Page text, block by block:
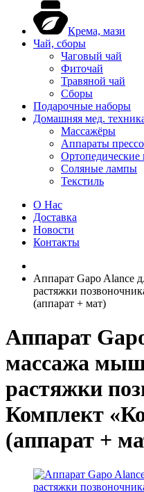
Крема, мази
Чай, сборы
Чаговый чай
Фиточай
Травяной чай
Сборы
Подарочные наборы
Домашняя мед.
Массажёры
Аппараты
Соляные лампы
Текстиль
О Нас
Доставка
Новости
Контакты
Аппарат Gapo Alance
растяжки
(аппарат + мат)
Аппарат
массажа
растяжки
Комплект
(аппарат +